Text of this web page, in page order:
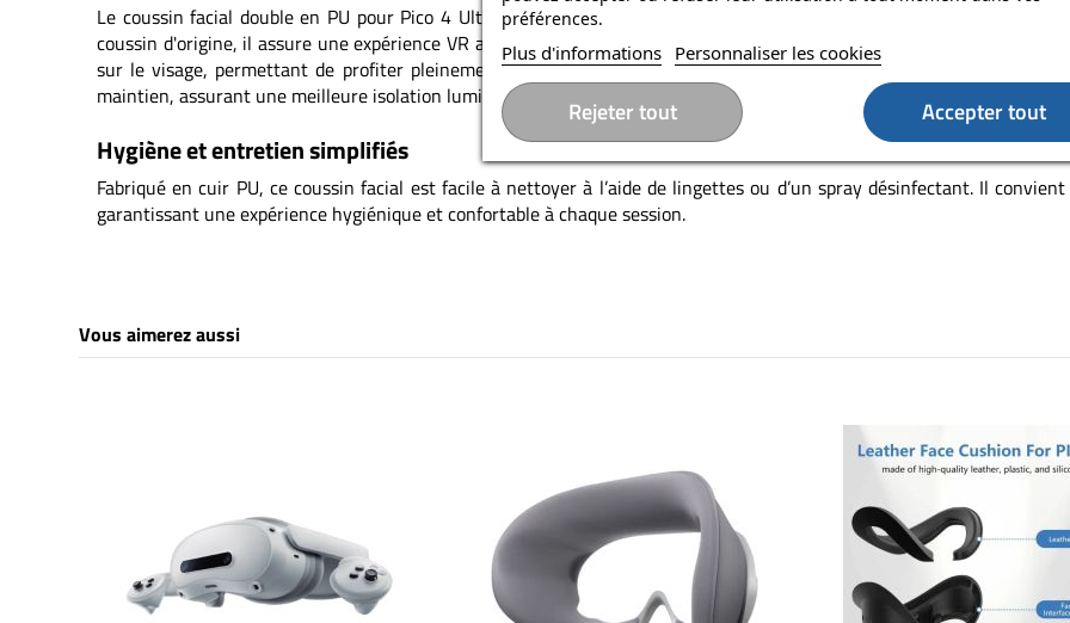
préférences.
Plus d'informations Personnaliser les cookies
Rejeter tout Accepter tout
Le coussin facial double en PU pour Pico 4 Ultra Entreprise est un accessoire essentiel conçu pour optimiser
coussin d'origine, il assure une expérience VR agréable tout en maintenant des normes d'hygiène élevées. Grâce à
sur le visage, permettant de profiter pleinement de votre casque même lors de longues sessions VR. Sa
maintien, assurant une meilleure isolation lumineuse et un confort optimal.
Hygiène et entretien simplifiés
Fabriqué en cuir PU, ce coussin facial est facile à nettoyer à l’aide de lingettes ou d’un spray désinfectant. Il
garantissant une expérience hygiénique et confortable à chaque session.
Vous aimerez aussi